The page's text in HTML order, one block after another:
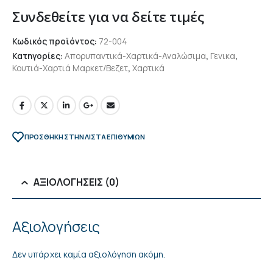
Συνδεθείτε για να δείτε τιμές
Κωδικός προϊόντος: 72-004
Κατηγορίες: Απορυπαντικά-Χαρτικά-Αναλώσιμα, Γενικα,
Κουτιά-Χαρτιά Μαρκετ/Βεζετ, Χαρτικά
ΠΡΌΣΘΉΚΗ ΣΤΗΝ ΛΊΣΤΑ ΕΠΙΘΥΜΙΏΝ
ΑΞΙΟΛΟΓΉΣΕΙΣ (0)
Αξιολογήσεις
Δεν υπάρχει καμία αξιολόγηση ακόμη.